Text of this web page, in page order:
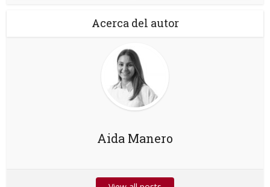
Acerca del autor
Aida Manero